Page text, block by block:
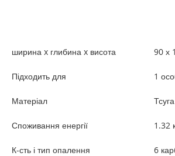
ширина x глибина x висота 90 х
Підходить для 1
Матеріал
Споживання енергії 1.32
К-сть і тип опалення 6